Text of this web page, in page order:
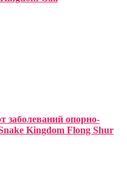
заболеваний опорно-
Kingdom Flong Shur